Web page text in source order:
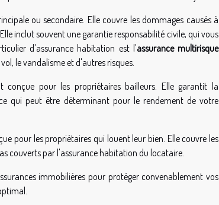
ou secondaire. Elle couvre les dommages causés à
inclut souvent une garantie responsabilité civile, qui vous
d'assurance habitation est l'assurance multirisque
le vandalisme et d'autres risques.
conçue pour les propriétaires bailleurs. Elle garantit la
qui peut être déterminant pour le rendement de votre
pour les propriétaires qui louent leur bien. Elle couvre les
couverts par l'assurance habitation du locataire.
immobilières pour protéger convenablement vos